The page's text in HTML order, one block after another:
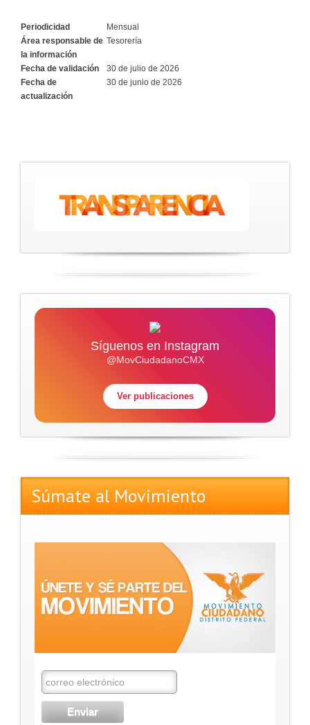
Periodicidad
Mensual
Área responsable de
la información
Tesorería
Fecha de validación
30 de julio de 2026
Fecha de
actualización
30 de junio de 2026
Síguenos en Instagram
@MovCiudadanoCMX
Ver publicaciones
Súmate al Movimiento